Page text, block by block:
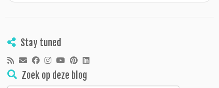
Stay tuned
Zoek op deze blog